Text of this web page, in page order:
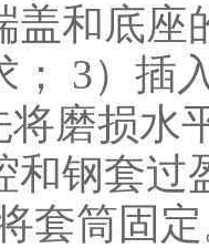
盖和底
； 3）插
将磨损水
和钢套过
套筒固